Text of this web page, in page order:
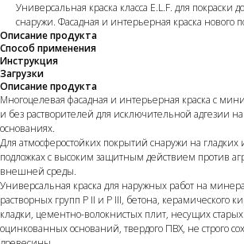
Универсальная краска класса E.L.F. для покраски
снаружи. Фасадная и интерьерная краска нового
Описание продукта
Способ применения
Инструкция
Загрузки
Описание продукта
Многоцелевая фасадная и интерьерная краска с
и без растворителей для исключительной адгезии
основаниях.
Для атмосферостойких покрытий снаружи на
подложках с высоким защитным действием против
внешней среды.
Универсальная краска для наружных работ на
растворных групп P II и P III, бетона, керамического
кладки, цементно-волокнистых плит, несущих
оцинкованных оснований, твердого ПВХ, не строго